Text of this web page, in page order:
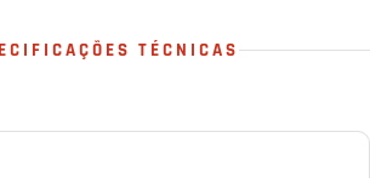
TÉCNICAS